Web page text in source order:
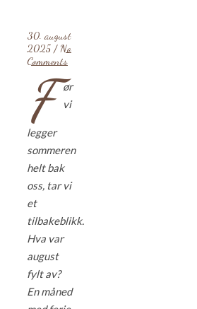
30. august
2025 / No
Comments
F
ør
vi
legger
sommeren
helt bak
oss, tar vi
et
tilbakeblikk.
Hva var
august
fylt av?
En måned